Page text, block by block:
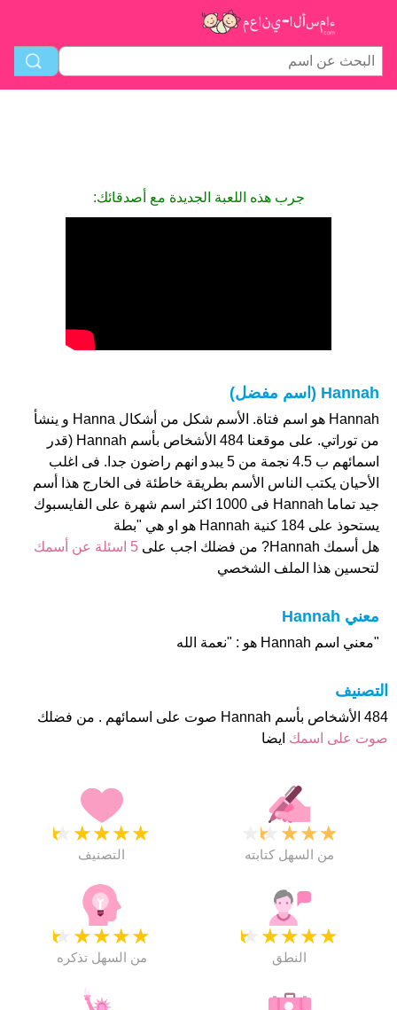
جرب هذه اللعبة الجديدة مع أصدقائك:
Hannah (اسم مفضل)
Hannah هو اسم فتاة. الأسم شكل من أشكال Hanna و ينشأ
من توراتي. على موقعنا 484 الأشخاص بأسم Hannah (قدر
اسمائهم ب 4.5 نجمة من 5 يبدو انهم راضون جدا. فى اغلب
الأحيان يكتب الناس الأسم بطريقة خاطئة فى الخارج هذا أسم
جيد تماما Hannah فى 1000 اكثر اسم شهرة على الفايسبوك
يستحوذ على 184 كنية Hannah هو او هي "بطة
هل أسمك Hannah? من فضلك اجب على
5 اسئلة عن أسمك
لتحسين هذا الملف الشخصي
معني Hannah
"معني اسم Hannah هو : "نعمة الله
التصنيف
484 الأشخاص بأسم Hannah صوت على اسمائهم . من فضلك
صوت على اسمك ايضا
★
★
★
★
★
التصنيف
★
★
★
★
من السهل كتابته
★
★
★
★
★
من السهل تذكره
★
★
★
★
★
النطق